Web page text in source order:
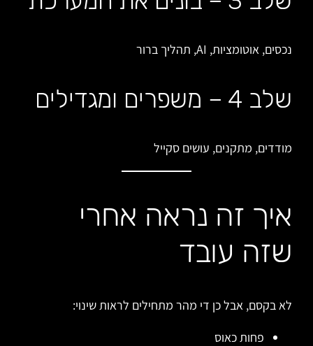
נכסים, אוטומציות, AI, תהליך ברור
שלב 4 – משפרים ומגדילים
מודדים, מתקנים, עושים סקייל
איך זה נראה אחרי
שזה עובד
לא בקסם, אבל כן די מהר מתחילים לראות שינוי:
פחות כאוס